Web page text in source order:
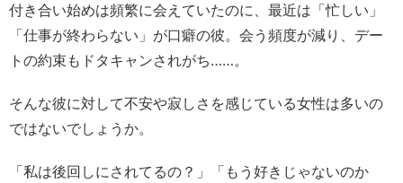
付き合い始めは頻繁に会えていたのに、最近は「忙しい」
「仕事が終わらない」が口癖の彼。会う頻度が減り、デー
トの約束もドタキャンされがち……。
そんな彼に対して不安や寂しさを感じている女性は多いの
ではないでしょうか。
「私は後回しにされてるの？」「もう好きじゃないのか